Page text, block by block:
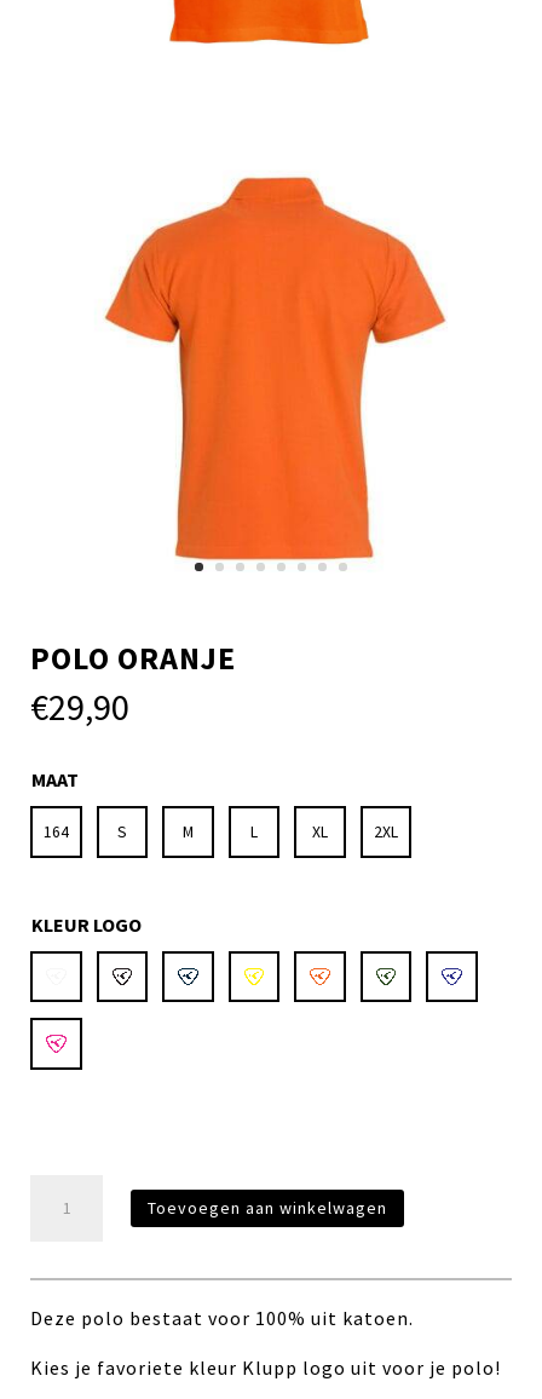
POLO ORANJE
€29,90
MAAT
164 S M L XL 2XL
KLEUR LOGO
Oranje
Toevoegen aan winkelwagen
Deze polo bestaat voor 100% uit katoen.
Kies je favoriete kleur Klupp logo uit voor je polo!